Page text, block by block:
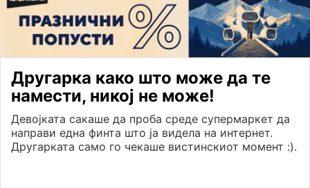
Другарка како што може да те
намести, никој не може!
Девојката сакаше да проба среде супермаркет да
направи една финта што ја видела на интернет.
Другарката само го чекаше вистинскиот момент :).